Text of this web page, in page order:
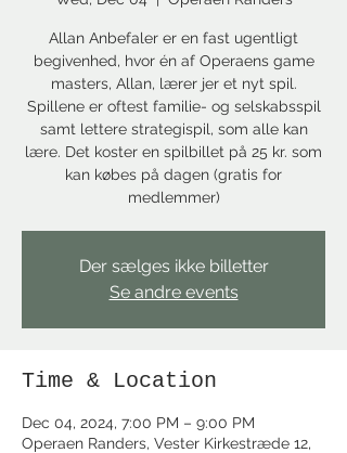
Allan Anbefaler er en fast ugentligt
begivenhed, hvor én af Operaens game
masters, Allan, lærer jer et nyt spil.
Spillene er oftest familie- og selskabsspil
samt lettere strategispil, som alle kan
lære. Det koster en spilbillet på 25 kr. som
kan købes på dagen (gratis for
medlemmer)
Der sælges ikke billetter
Se andre events
Time & Location
Dec 04, 2024, 7:00 PM – 9:00 PM
Operaen Randers, Vester Kirkestræde 12,